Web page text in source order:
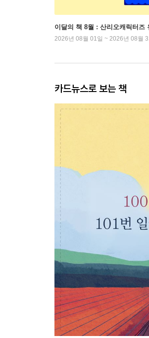
이달의 책 8월 : 산리오캐릭터즈
2026년 08월 01일 ~ 2026년 08월
카드뉴스로 보는 책